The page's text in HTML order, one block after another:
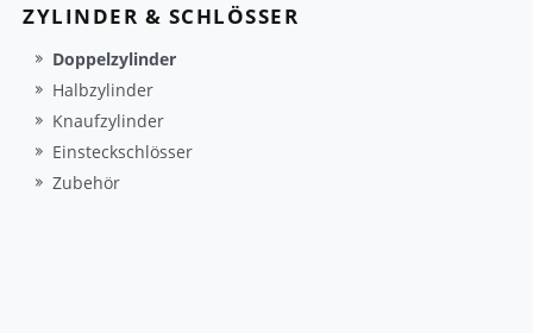
ZYLINDER & SCHLÖSSER
Doppelzylinder
Halbzylinder
Knaufzylinder
Einsteckschlösser
Zubehör